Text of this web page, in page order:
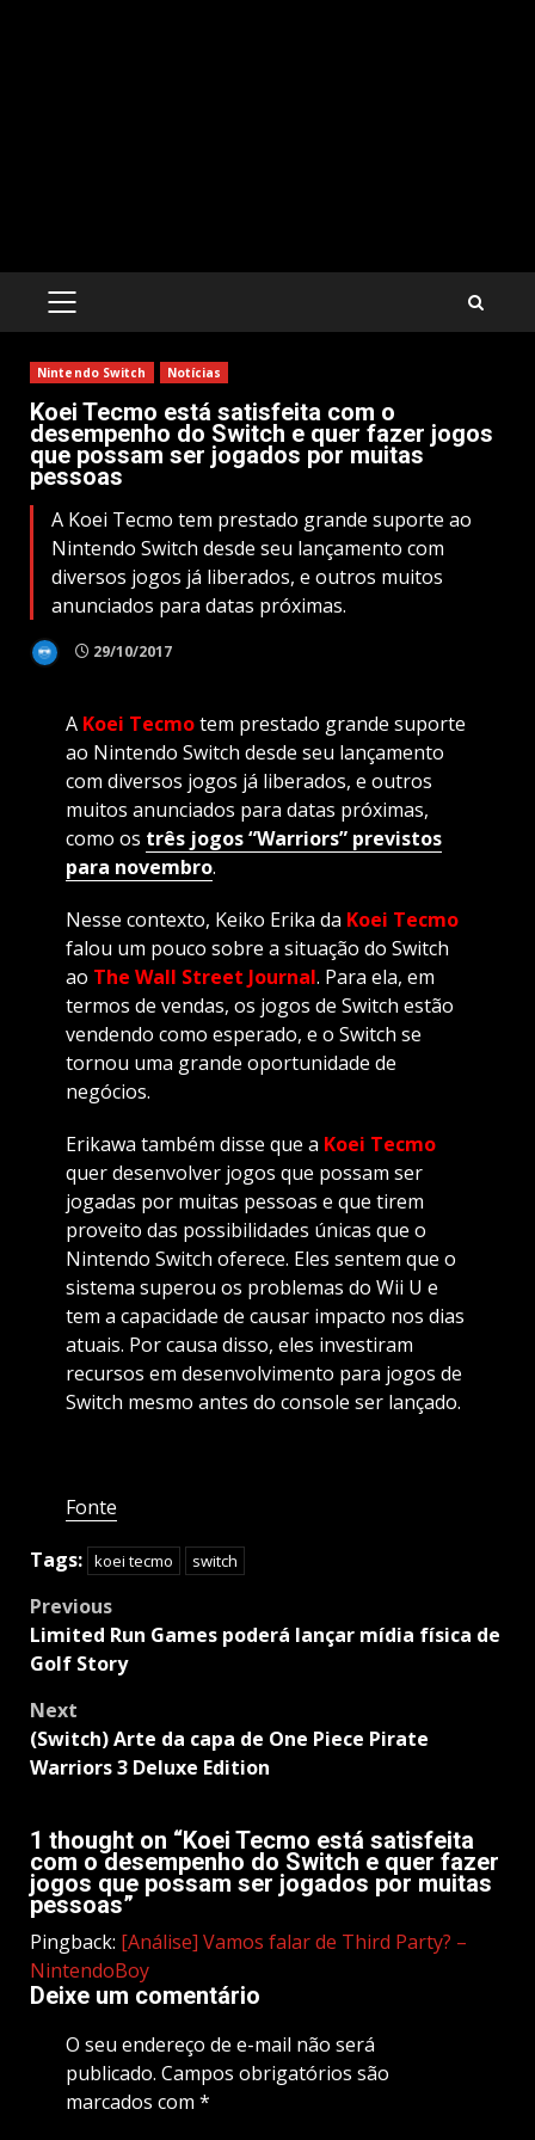
PRIMARY
Nintendo Switch Notícias
Koei Tecmo está satisfeita com o
desempenho do Switch e quer fazer jogos
que possam ser jogados por muitas
pessoas
A Koei Tecmo tem prestado grande suporte ao
Nintendo Switch desde seu lançamento com
diversos jogos já liberados, e outros muitos
anunciados para datas próximas.
29/10/2017
A Koei Tecmotem prestado grande suporte
ao Nintendo Switch desde seu lançamento
com diversos jogos já liberados, e outros
muitos anunciados para datas próximas,
como os três jogos “Warriors” previstos
para novembro.
Nesse contexto, Keiko Erika da Koei Tecmo
falou um pouco sobre a situação do Switch
ao The Wall Street Journal. Para ela, em
termos de vendas, os jogos de Switch estão
vendendo como esperado, e o Switch se
tornou uma grande oportunidade de
negócios.
Erikawa também disse que a Koei Tecmo
quer desenvolver jogos que possam ser
jogadas por muitas pessoas e que tirem
proveito das possibilidades únicas que o
Nintendo Switch oferece. Eles sentem que o
sistema superou os problemas do Wii U e
tem a capacidade de causar impacto nos dias
atuais. Por causa disso, eles investiram
recursos em desenvolvimento para jogos de
Switch mesmo antes do console ser lançado.
Fonte
Tags: koei tecmo switch
Post
navigation
Previous
Limited Run Games poderá lançar mídia física de
Golf Story
Next
(Switch) Arte da capa de One Piece Pirate
Warriors 3 Deluxe Edition
1 thought on “Koei Tecmo está satisfeita
com o desempenho do Switch e quer fazer
jogos que possam ser jogados por muitas
pessoas”
Pingback: [Análise] Vamos falar de Third Party? –
NintendoBoy
Deixe um comentário
O seu endereço de e-mail não será
publicado. Campos obrigatórios são
marcados com *